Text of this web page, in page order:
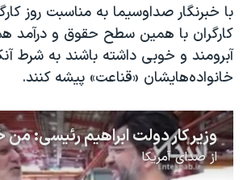
با خبرنگار صدا‌و‌سیما به مناسبت روز
کارگران با همین سطح حقوق و درآمد
آبرومند و خوبی داشته باشند به شرط
خانواده‌هایشان «قناعت» پیشه کنند.
ازصدای آمریکا